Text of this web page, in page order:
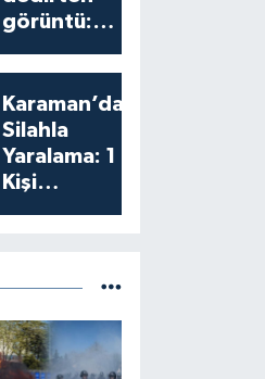
görüntü:
yumruklayıp
yediler,
artıklarını
kamelyada
bıraktılar
Karaman’da
Silahla
Yaralama: 1
Kişi